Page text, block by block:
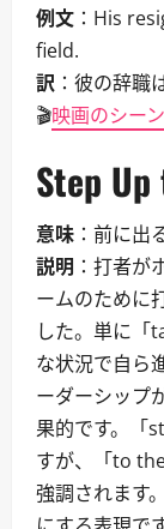
例文 ：His
field.
訳 ：彼の辞職
🎬映画のシー
Step
意味 ：前に出
説明 ：打者
ームのために
した。単に「
な状況で自ら
ーダーシップ
果的です。「
すが、「to
強調されます